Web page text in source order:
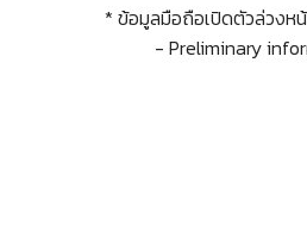
* ข้อมูลมือถือเปิดตัวล่วงห
- Preliminary